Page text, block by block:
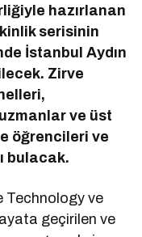
hazırlanan
serisinin
İstanbul Aydın
Zirve
ve üst
öğrencileri ve
bulacak.
Technology ve
geçirilen ve